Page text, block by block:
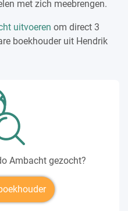
met zich meebrengen.
uitvoeren om direct 3
boekhouder uit Hendrik
Ambacht gezocht?